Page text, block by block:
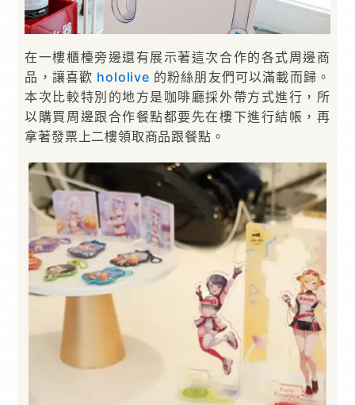
在一樓櫃檯旁邊還有展示著這次合作的各式周邊商
品，讓喜歡 hololive 的粉絲朋友們可以滿載而歸。
本次比較特別的地方是咖啡廳採外帶方式進行，所
以購買周邊跟合作餐點都要先在樓下進行結帳，再
拿著發票上二樓領取商品跟餐點。